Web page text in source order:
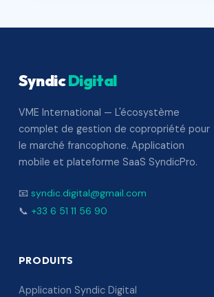
SyndicDigital
VME International — L'écosystème
complet de gestion de copropriété pour
le marché francophone. Application
mobile et plateforme SaaS SyndicPro.
📧 syndic.digital@gmail.com
📞 +33 6 51 11 56 90
PRODUITS
Application Syndic Digital